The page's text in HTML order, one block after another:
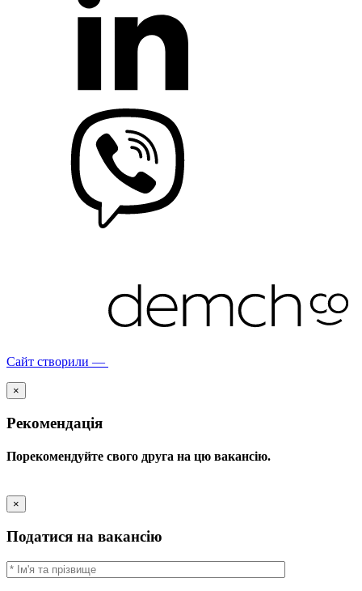
Сайт створили —
×
Рекомендація
Порекомендуйте свого друга на цю вакансію.
×
Податися на вакансію